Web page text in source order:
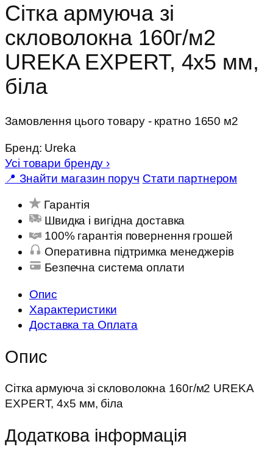
Сітка армуюча зі
скловолокна 160г/м2
UREKA EXPERT, 4х5 мм,
біла
Замовлення цього товару - кратно 1650 м2
Бренд: Ureka
Усі товари бренду ›
📍 Знайти магазин поруч Стати партнером
Гарантія
Швидка і вигідна доставка
100% гарантія повернення грошей
Оперативна підтримка менеджерів
Безпечна система оплати
Опис
Характеристики
Доставка та Оплата
Опис
Сітка армуюча зі скловолокна 160г/м2 UREKA
EXPERT, 4х5 мм, біла
Додаткова інформація